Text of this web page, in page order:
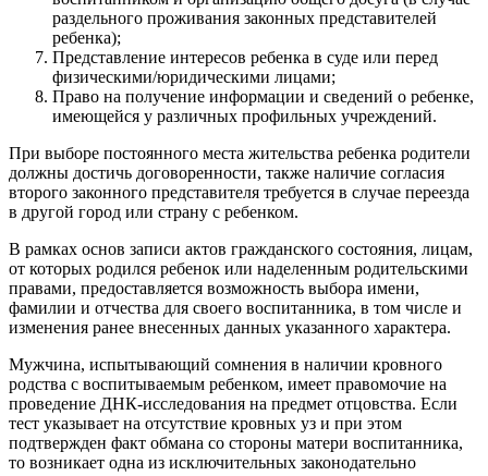
раздельного проживания законных представителей
ребенка);
Представление интересов ребенка в суде или перед
физическими/юридическими лицами;
Право на получение информации и сведений о ребенке,
имеющейся у различных профильных учреждений.
При выборе постоянного места жительства ребенка родители
должны достичь договоренности, также наличие согласия
второго законного представителя требуется в случае переезда
в другой город или страну с ребенком.
В рамках основ записи актов гражданского состояния, лицам,
от которых родился ребенок или наделенным родительскими
правами, предоставляется возможность выбора имени,
фамилии и отчества для своего воспитанника, в том числе и
изменения ранее внесенных данных указанного характера.
Мужчина, испытывающий сомнения в наличии кровного
родства с воспитываемым ребенком, имеет правомочие на
проведение ДНК-исследования на предмет отцовства. Если
тест указывает на отсутствие кровных уз и при этом
подтвержден факт обмана со стороны матери воспитанника,
то возникает одна из исключительных законодательно